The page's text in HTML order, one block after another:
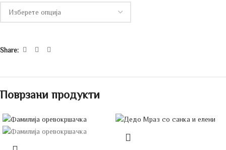
Share:
Поврзани продукти